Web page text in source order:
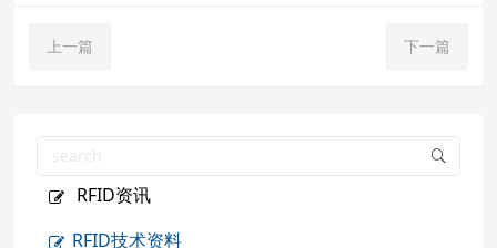
上一篇 下一篇
RFID资讯
RFID技术资料